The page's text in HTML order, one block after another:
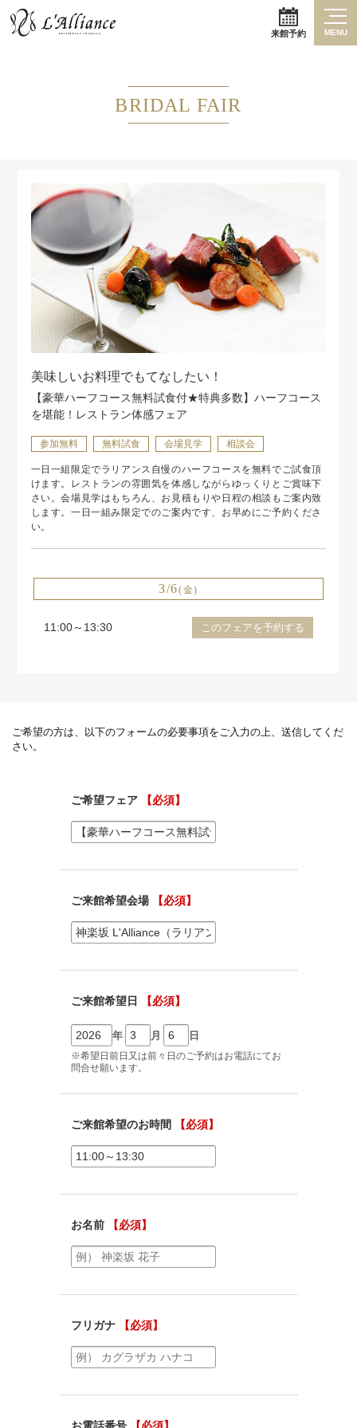
来館予約 MENU
BRIDAL FAIR
美味しいお料理でもてなしたい！
【豪華ハーフコース無料試食付★特典多数】ハーフコース
を堪能！レストラン体感フェア
参加無料 無料試食 会場見学 相談会
一日一組限定でラリアンス自慢のハーフコースを無料でご試食頂
けます。レストランの雰囲気を体感しながらゆっくりとご賞味下
さい。会場見学はもちろん、お見積もりや日程の相談もご案内致
します。一日一組み限定でのご案内です、お早めにご予約くださ
い。
3/6(金)
11:00～13:30 このフェアを予約する